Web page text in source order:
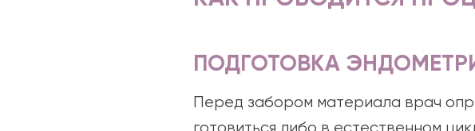
ПОДГОТОВКА
Перед забором материала врач